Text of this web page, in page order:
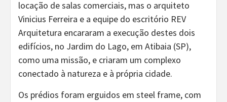
locação de salas comerciais, mas o arquiteto
Vinicius Ferreira e a equipe do escritório REV
Arquitetura encararam a execução destes dois
edifícios, no Jardim do Lago, em Atibaia (SP),
como uma missão, e criaram um complexo
conectado à natureza e à própria cidade.
Os prédios foram erguidos em steel frame, com